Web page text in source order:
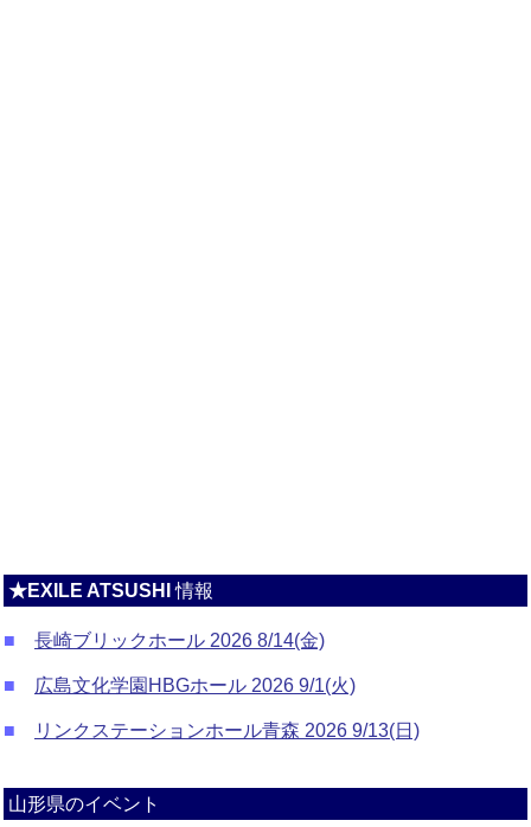
★EXILE ATSUSHI情報
■ 長崎ブリックホール 2026 8/14(金)
■ 広島文化学園HBGホール 2026 9/1(火)
■ リンクステーションホール青森 2026 9/13(日)
山形県のイベント